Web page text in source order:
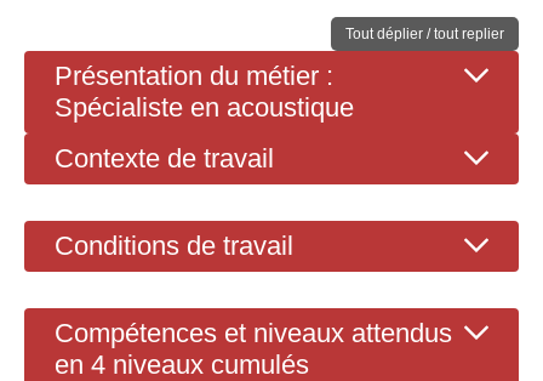
Tout déplier / tout replier
Présentation du métier :
Spécialiste en acoustique
Contexte de travail
Conditions de travail
Compétences et niveaux attendus
en 4 niveaux cumulés